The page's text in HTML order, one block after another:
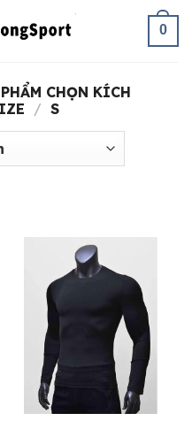
0
CHỌN KÍCH
/ S